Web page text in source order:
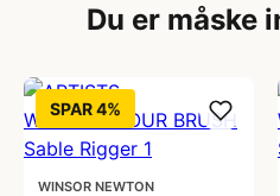
Du er måske
SPAR 4%
WINSOR NEWTON